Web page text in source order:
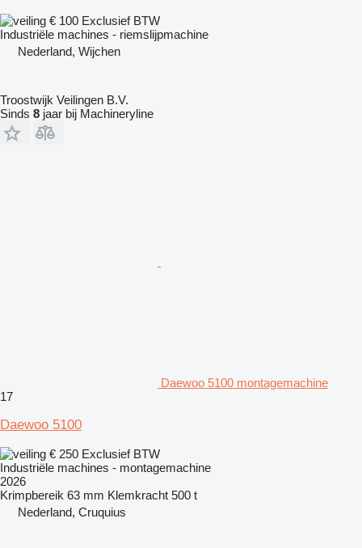
€ 100 Exclusief BTW
Industriële machines - riemslijpmachine
Nederland, Wijchen
Troostwijk Veilingen B.V.
Sinds 8 jaar bij Machineryline
Daewoo 5100 montagemachine
17
Daewoo 5100
€ 250 Exclusief BTW
Industriële machines - montagemachine
2026
Krimpbereik 63 mm Klemkracht 500 t
Nederland, Cruquius